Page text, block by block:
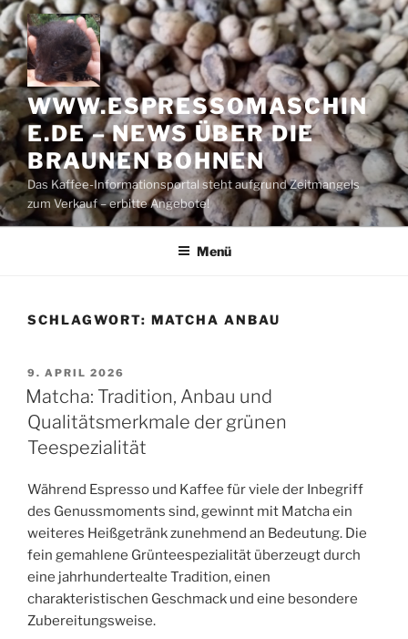
Zum
Inhalt
springen
WWW.ESPRESSOMASCHIN
E.DE – NEWS ÜBER DIE
BRAUNEN BOHNEN
Das Kaffee-Informationsportal steht aufgrund Zeitmangels
zum Verkauf – erbitte Angebote!
Menü
SCHLAGWORT: MATCHA ANBAU
VERÖFFENTLICHT
AM
9. APRIL 2026
Matcha: Tradition, Anbau und
Qualitätsmerkmale der grünen
Teespezialität
Während Espresso und Kaffee für viele der Inbegriff
des Genussmoments sind, gewinnt mit Matcha ein
weiteres Heißgetränk zunehmend an Bedeutung. Die
fein gemahlene Grünteespezialität überzeugt durch
eine jahrhundertealte Tradition, einen
charakteristischen Geschmack und eine besondere
Zubereitungsweise.